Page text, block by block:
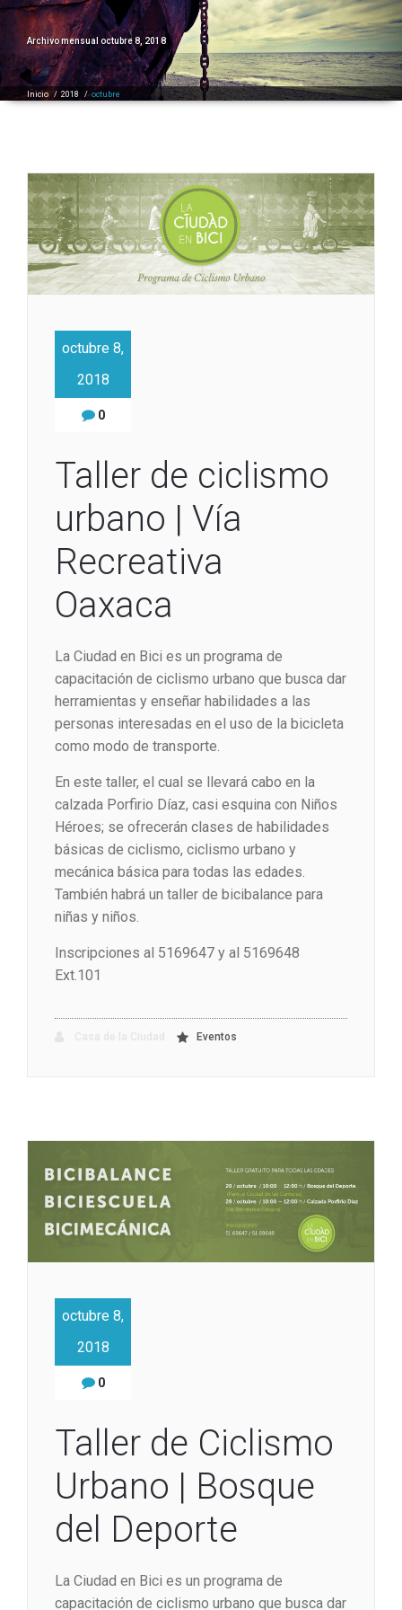
Archivo mensual octubre 8, 2018
Inicio / 2018 / octubre
octubre 8,
2018
0
Taller de ciclismo
urbano | Vía
Recreativa
Oaxaca
La Ciudad en Bici es un programa de
capacitación de ciclismo urbano que busca dar
herramientas y enseñar habilidades a las
personas interesadas en el uso de la bicicleta
como modo de transporte.
En este taller, el cual se llevará cabo en la
calzada Porfirio Díaz, casi esquina con Niños
Héroes; se ofrecerán clases de habilidades
básicas de ciclismo, ciclismo urbano y
mecánica básica para todas las edades.
También habrá un taller de bicibalance para
niñas y niños.
Inscripciones al 5169647 y al 5169648
Ext.101
Eventos
octubre 8,
2018
0
Taller de Ciclismo
Urbano | Bosque
del Deporte
La Ciudad en Bici es un programa de
capacitación de ciclismo urbano que busca dar